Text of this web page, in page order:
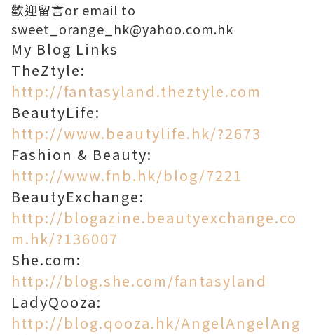
歡迎留言or email to
sweet_orange_hk@yahoo.com.hk
My Blog Links
TheZtyle:
http://fantasyland.theztyle.com
BeautyLife:
http://www.beautylife.hk/?2673
Fashion & Beauty:
http://www.fnb.hk/blog/7221
BeautyExchange:
http://blogazine.beautyexchange.co
m.hk/?136007
She.com:
http://blog.she.com/fantasyland
LadyQooza:
http://blog.qooza.hk/AngelAngelAng